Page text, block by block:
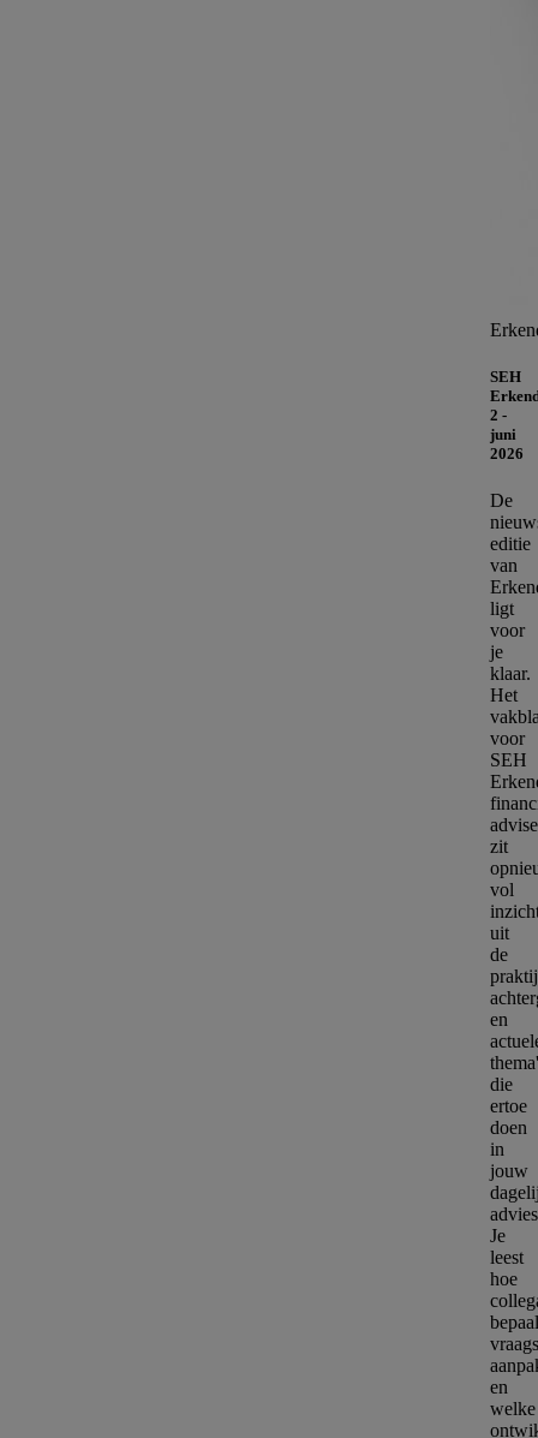
SEH
2 -
juni
2026
De
editie
van
ligt
voor
je
klaar.
Het
voor
SEH
zit
vol
uit
de
en
die
ertoe
doen
in
jouw
Je
leest
hoe
en
welke